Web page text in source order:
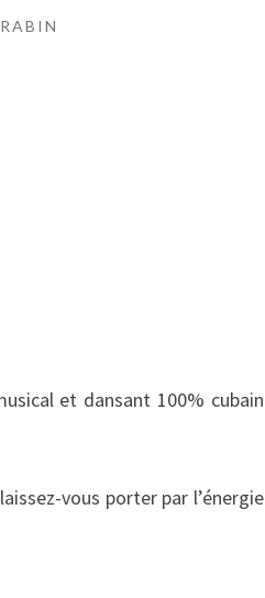
et dansant 100% cubain
vous porter par l’énergie